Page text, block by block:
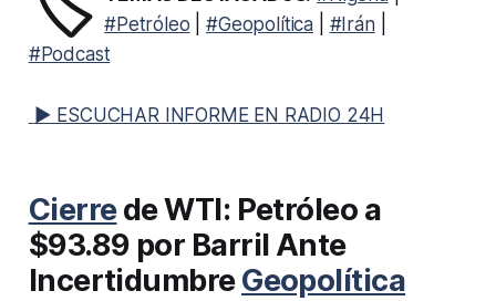
#Petróleo |#Geopolítica #Irán|
#Podcast
▶ ESCUCHAR INFORME EN RADIO 24H
Cierrede WTI: Petróleo a
$93.89 por Barril Ante
IncertidumbreGeopolítica